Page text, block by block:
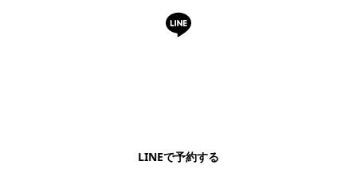
LINEで予約する